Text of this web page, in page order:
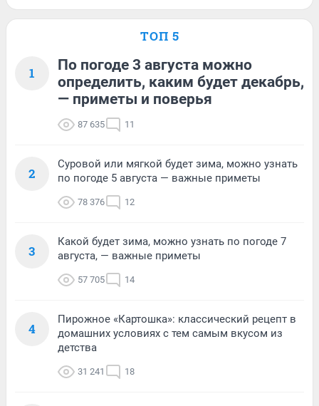
ТОП 5
1
По погоде 3 августа можно
определить, каким будет декабрь,
— приметы и поверья
87 635 11
2
Суровой или мягкой будет зима, можно узнать
по погоде 5 августа — важные приметы
78 376 12
3
Какой будет зима, можно узнать по погоде 7
августа, — важные приметы
57 705 14
4
Пирожное «Картошка»: классический рецепт в
домашних условиях с тем самым вкусом из
детства
31 241 18